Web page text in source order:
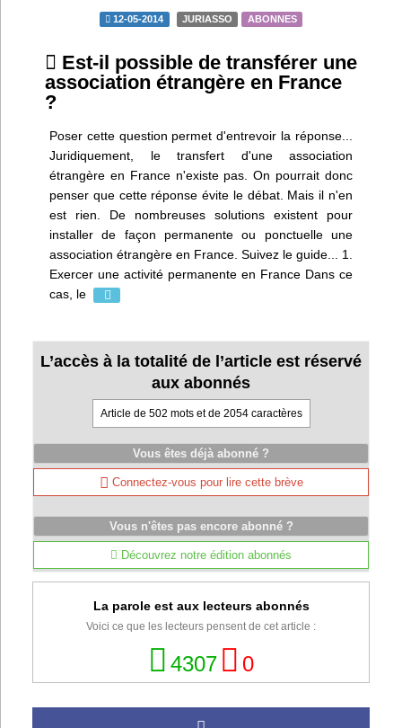
Désabo Lettrasso
Nous contacter
12-05-2014 JURIASSO ABONNES
Est-il possible de transférer une
association étrangère en France
?
Poser cette question permet d'entrevoir la réponse...
Juridiquement, le transfert d'une association
étrangère en France n'existe pas. On pourrait donc
penser que cette réponse évite le débat. Mais il n'en
est rien. De nombreuses solutions existent pour
installer de façon permanente ou ponctuelle une
association étrangère en France. Suivez le guide... 1.
Exercer une activité permanente en France Dans ce
cas, le
L’accès à la totalité de l’article est réservé
aux abonnés
Article de 502 mots et de 2054 caractères
Vous êtes déjà abonné ?
Connectez-vous pour lire cette brève
Vous n'êtes pas encore abonné ?
Découvrez notre édition abonnés
La parole est aux lecteurs abonnés
Voici ce que les lecteurs pensent de cet article :
4307 0